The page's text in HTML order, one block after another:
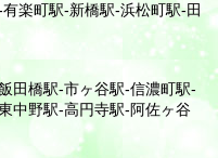
楽町駅-新橋駅-浜松町駅-田
田橋駅-市ヶ谷駅-信濃町駅-
中野駅-高円寺駅-阿佐ヶ谷